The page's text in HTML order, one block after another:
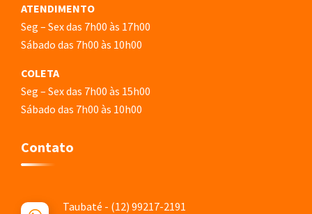
ATENDIMENTO
Seg – Sex das 7h00 às 17h00
Sábado das 7h00 às 10h00
COLETA
Seg – Sex das 7h00 às 15h00
Sábado das 7h00 às 10h00
Contato
Taubaté - (12) 99217-2191